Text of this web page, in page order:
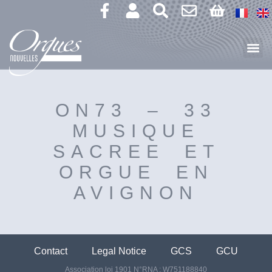
ON73 – 33
MUSIQUE
SACREE ET
ORGUE EN
AVIGNON
Association loi 1901 N°RNA : W751188840
Contact Legal Notice GCS GCU